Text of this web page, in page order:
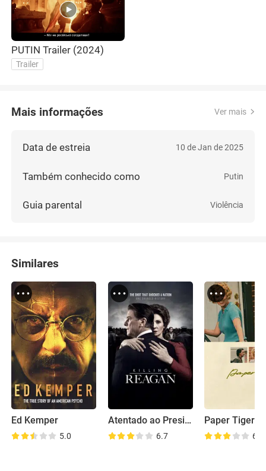
PUTIN Trailer (2024)
Trailer
Mais informações Ver mais
Data de estreia 10 de Jan de 2025
Também conhecido como Putin
Guia parental Violência
Similares
Ed Kemper
5.0
Atentado ao Presidente Reagan
6.7
Paper Tiger
6.9